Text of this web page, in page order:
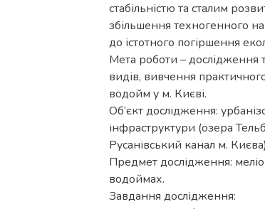
стабільністю та сталим
збільшення техногенного
до істотного погіршення
Мета роботи – дослідження
видів, вивчення
водойм у м. Києві.
Об’єкт дослідження:
інфраструктури (озера
Русанівський канал м.
Предмет дослідження:
водоймах.
Завдання дослідження: